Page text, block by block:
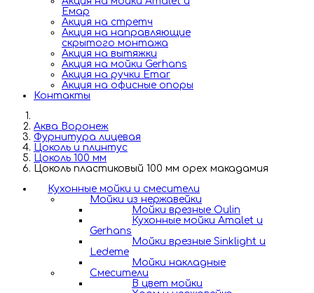
Емар
Акция на стретч
Акция на направляющие
скрытого монтажа
Акция на вытяжки
Акция на мойки Gerhans
Акция на ручки Emar
Акция на офисные опоры
Контакты
Аква Воронеж
Фурнитура лицевая
Цоколь и плинтус
Цоколь 100 мм
Цоколь пластиковый 100 мм орех макадамия
Кухонные мойки и смесители
Мойки из нержавейки
Мойки врезные Oulin
Кухонные мойки Amalet и
Gerhans
Мойки врезные Sinklight и
Ledeme
Мойки накладные
Смесители
В цвет мойки